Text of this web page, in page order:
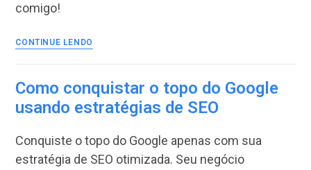
comigo!
CONTINUE LENDO
que
Backlinks
e
qual
importância
na
Como conquistar o topo do Google
usando estratégias de SEO
Conquiste o topo do Google apenas com sua
estratégia de SEO otimizada. Seu negócio